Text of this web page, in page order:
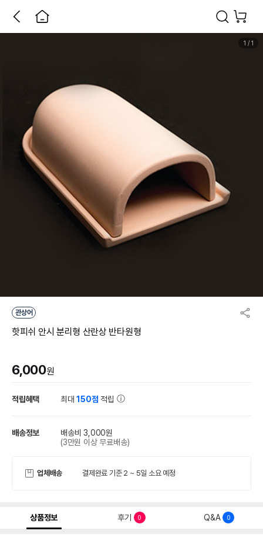
1 / 1
관상어
핫피쉬 안시 분리형 산란상 반타원형
6,000원
적립혜택 최대150점 적립
배송정보
배송비 3,000원
(3만원 이상 무료배송)
업체배송 결제완료 기준 2 ~ 5일 소요 예정
상품정보 후기 0 Q&A 0